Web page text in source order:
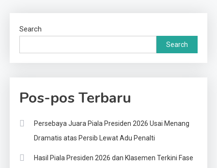
Search
Search
Pos-pos Terbaru
Persebaya Juara Piala Presiden 2026 Usai Menang
Dramatis atas Persib Lewat Adu Penalti
Hasil Piala Presiden 2026 dan Klasemen Terkini Fase